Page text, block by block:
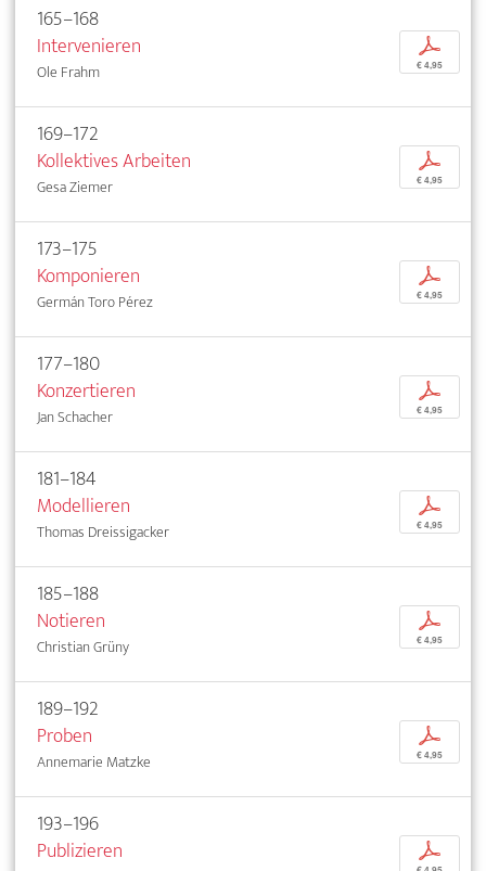
165–168
Intervenieren
Ole Frahm
p
€ 4,95
169–172
Kollektives Arbeiten
Gesa Ziemer
p
€ 4,95
173–175
Komponieren
Germán Toro Pérez
p
€ 4,95
177–180
Konzertieren
Jan Schacher
p
€ 4,95
181–184
Modellieren
Thomas Dreissigacker
p
€ 4,95
185–188
Notieren
Christian Grüny
p
€ 4,95
189–192
Proben
Annemarie Matzke
p
€ 4,95
193–196
Publizieren
p